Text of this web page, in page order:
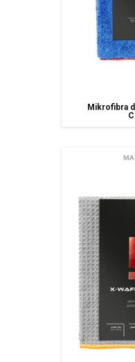
Mikrofibra
MA
Wyrażam zgodę na
powyższym formularzu przez
ul. Schonów 3 w celu odpowiedzi
pouczeniem dotyczącym prawa
kwietnia 2016 r. (Dz. Urz. UE L
administratorem Pani/
newsletter – na
wyłącznie podmioty
na podstawie
podmioty, którym
osobowych
spółki należące do
Pani/Pana dane
odwołania zgody na
Posiada Pan/i prawo
sprostowania, usunięcia,
przenoszenia danych,
cofnięcia zgody w